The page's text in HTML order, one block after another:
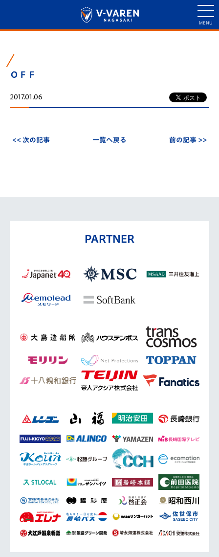
ＯＦＦ
2017.01.06
<< 次の記事 一覧へ戻る 前の記事 >>
PARTNER